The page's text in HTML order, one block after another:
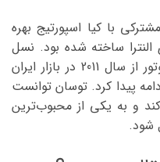
با کیا اسپورتیج بهره
ساخته شده بود. نسل
دوم هیوندای ix35 توسط آسان موتور از سال 2011 در بازار ایران
شد و عرضه آن تا سال 2014 ادامه پیدا کرد. توسان توانست
و به یکی از محبوب‌ترین
شود.